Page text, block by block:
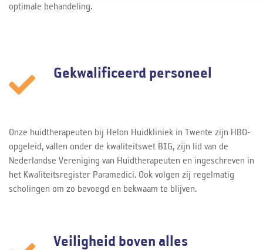
optimale behandeling.
Gekwalificeerd personeel
Onze huidtherapeuten bij Helon Huidkliniek in Twente zijn HBO-
opgeleid, vallen onder de kwaliteitswet BIG, zijn lid van de
Nederlandse Vereniging van Huidtherapeuten en ingeschreven in
het Kwaliteitsregister Paramedici. Ook volgen zij regelmatig
scholingen om zo bevoegd en bekwaam te blijven.
Veiligheid boven alles